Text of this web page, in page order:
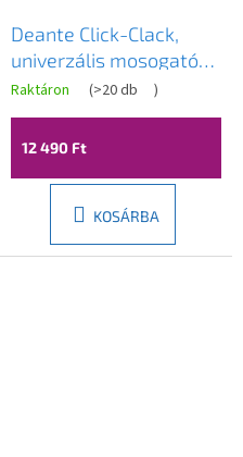
Deante Click-Clack,
univerzális mosogató
leeresztő csavar fém
házzal, matt fekete,
DEA-NHC_N10U
Raktáron (>20 db )
12 490 Ft
KOSÁRBA